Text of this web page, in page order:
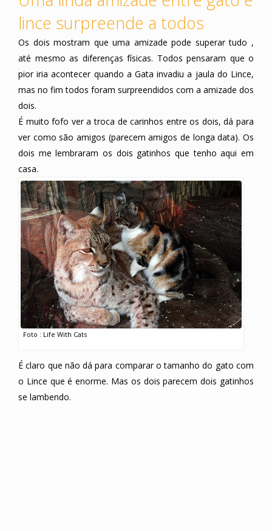
lince surpreende a todos
Os dois mostram que uma amizade pode superar tudo ,
até mesmo as diferenças físicas. Todos pensaram que o
pior iria acontecer quando a Gata invadiu a jaula do Lince,
mas no fim todos foram surpreendidos com a amizade dos
dois.
É muito fofo ver a troca de carinhos entre os dois, dá para
ver como são amigos (parecem amigos de longa data). Os
dois me lembraram os dois gatinhos que tenho aqui em
casa.
Foto : Life With Cats
É claro que não dá para comparar o tamanho do gato com
o Lince que é enorme. Mas os dois parecem dois gatinhos
se lambendo.